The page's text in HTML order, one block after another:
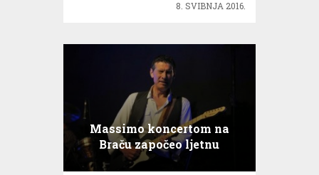
8. SVIBNJA 2016.
Massimo koncertom na
Braču započeo ljetnu
turneju!